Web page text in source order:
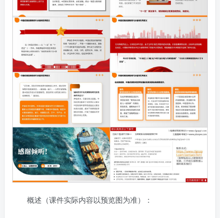
概述（课件实际内容以预览图为准）：